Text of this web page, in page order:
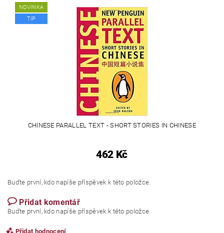
NOVINKA
TIP
CHINESE PARALLEL TEXT - SHORT STORIES IN CHINESE
462 Kč
Buďte první, kdo napíše příspěvek k této položce.
Přidat komentář
Buďte první, kdo napíše příspěvek k této položce.
Přidat hodnocení